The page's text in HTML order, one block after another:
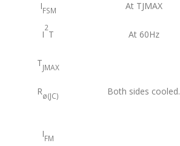
IFSM At TJMAX
I
2
T At 60Hz
TJMAX
Rø(JC) Both sides cooled.
IFM